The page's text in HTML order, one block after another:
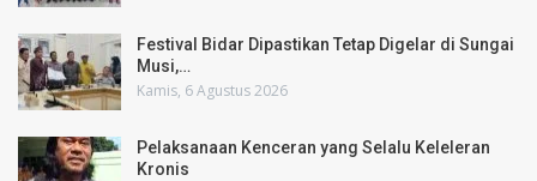
Festival Bidar Dipastikan Tetap Digelar di Sungai
Musi,…
Kamis, 6 Agustus 2026
Pelaksanaan Kenceran yang Selalu Keleleran
Kronis